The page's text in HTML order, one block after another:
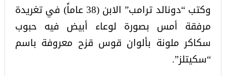
وكتب “دونالد ترامب” الابن (38 عاماً) في تغريدة
مرفقة أمس بصورة لوعاء أبيض فيه حبوب
سكاكر ملونة بألوان قوس قزح معروفة باسم
“سكيتلز”.